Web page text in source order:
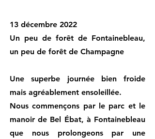
13 décembre 2022
Un peu de forêt de Fontainebleau,
un peu de forêt de Champagne
Une superbe journée bien froide
mais agréablement ensoleillée.
Nous commençons par le parc et le
manoir de Bel Ébat, à Fontainebleau
que nous prolongeons par une